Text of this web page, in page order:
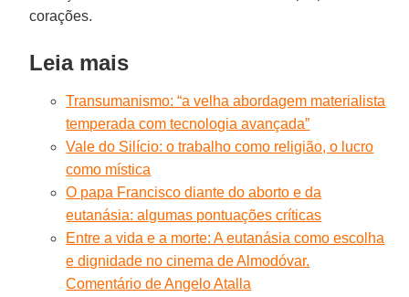
corações.
Leia mais
Transumanismo: “a velha abordagem materialista
temperada com tecnologia avançada”
Vale do Silício: o trabalho como religião, o lucro
como mística
O papa Francisco diante do aborto e da
eutanásia: algumas pontuações críticas
Entre a vida e a morte: A eutanásia como escolha
e dignidade no cinema de Almodóvar.
Comentário de Angelo Atalla